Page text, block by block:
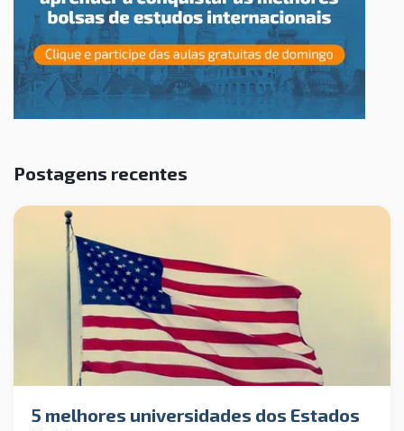
Postagens recentes
5 melhores universidades dos Estados